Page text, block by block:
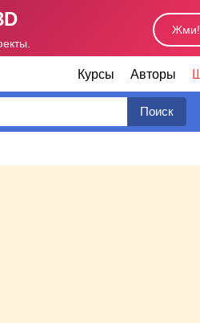
Жми!
Курсы Авторы
Поиск